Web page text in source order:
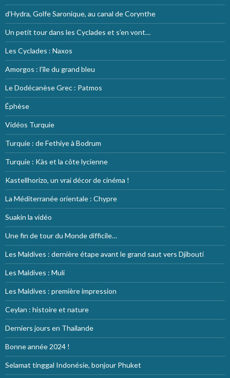
d’Hydra, Golfe Saronique, au canal de Corynthe
Un petit tour dans les Cyclades et s’en vont…
Les Cyclades : Naxos
Amorgos : l’île du grand bleu
Le Dodécanèse Grec : Patmos
Éphèse
Vidéos Turquie
Turquie : de Fethiye à Bodrum
Turquie : Kàs et la côte lycienne
Kastellhorizo, un vrai décor de cinéma !
La Méditerranée orientale : Chypre
Suakin la vidéo
Une fin de tour du Monde difficile…
Les Maldives : dernière étape avant le grand saut vers Djibouti
Les Maldives : Muli
Les Maldives : première impression
Ceylan : histoire et nature
Derniers jours en Thailande
Bonne année 2024 !
Selamat tinggal Indonésie, bonjour Phuket